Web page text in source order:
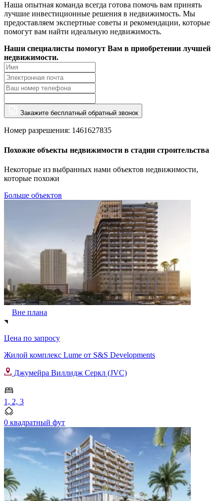
Наша опытная команда всегда готова помочь вам принять
лучшие инвестиционные решения в недвижимость. Мы
предоставляем экспертные советы и рекомендации, которые
помогут вам найти идеальную недвижимость.
Наши специалисты помогут Вам в приобретении лучшей
недвижимости.
Закажите бесплатный обратный звонок
Номер разрешения: 1461627835
Похожие объекты недвижимости в стадии строительства
Некоторые из выбранных нами объектов недвижимости,
которые похожи
Больше объектов
Вне плана
Цена по запросу
Жилой комплекс Lume от S&S Developments
Джумейра Виллидж Серкл (JVC)
1, 2, 3
0 квадратный фут